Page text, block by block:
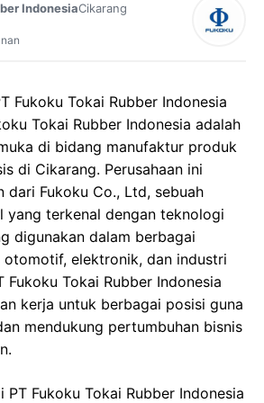
IndonesiaCikarang
Fukoku Tokai Rubber Indonesia
Tokai Rubber Indonesia adalah
di bidang manufaktur produk
di Cikarang. Perusahaan ini
dari Fukoku Co., Ltd, sebuah
yang terkenal dengan teknologi
digunakan dalam berbagai
otomotif, elektronik, dan industri
Fukoku Tokai Rubber Indonesia
kerja untuk berbagai posisi guna
mendukung pertumbuhan bisnis
PT Fukoku Tokai Rubber Indonesia